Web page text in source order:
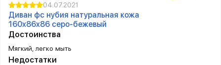
04.07.2021
Диван фc нубия натуральная кожа
160x86x86 серо-бежевый
Достоинства
Мягкий, легко мыть
Недостатки